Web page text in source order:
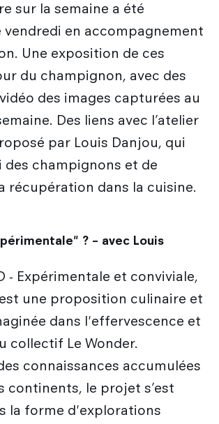
sur la semaine a été
vendredi en accompagnement
Une exposition de ces
du champignon, avec des
des images capturées au
Des liens avec l’atelier
par Louis Danjou, qui
champignons et de
récupération dans la cuisine.
? – avec Louis
- Expérimentale et conviviale,
une proposition culinaire et
dans l'effervescence et
collectif Le Wonder.
connaissances accumulées
continents, le projet s’est
la forme d'explorations